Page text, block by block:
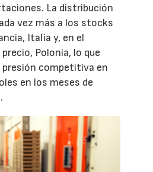
La distribución
vez más a los stocks
Italia y, en el
Polonia, lo que
competitiva en
en los meses de